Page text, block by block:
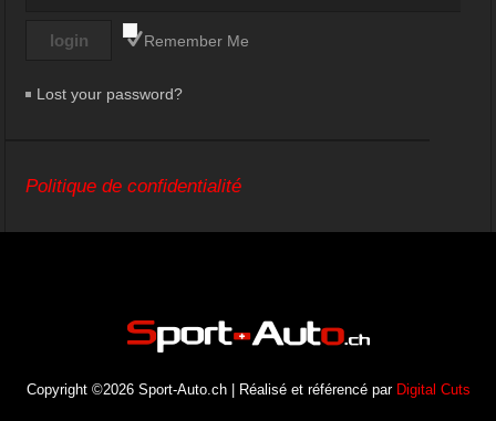
Remember Me
Lost your password?
Politique de confidentialité
Copyright ©2026 Sport-Auto.ch | Réalisé et référencé par Digital Cuts